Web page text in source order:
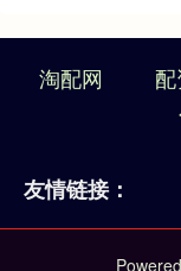
淘配网
友情链接：